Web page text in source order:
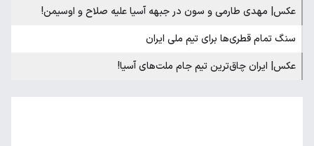
عکس| مهدی طارمی و سون در جبهه آسیا علیه صلاح و اوسیمن!
سنگ تمام قطری‌ها برای تیم ملی ایران
عکس| ایران چاق‌ترین تیم جام ملت‌های آسیا!